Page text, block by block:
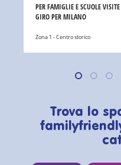
PER FAMIGLIE E SCUOLE
GIRO PER MILANO
Zona 1 - Centro storico
Trova lo